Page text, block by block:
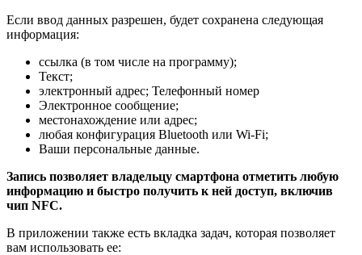
Если ввод данных разрешен, будет сохранена следующая
информация:
ссылка (в том числе на программу);
Текст;
электронный адрес; Телефонный номер
Электронное сообщение;
местонахождение или адрес;
любая конфигурация Bluetooth или Wi-Fi;
Ваши персональные данные.
Запись позволяет владельцу смартфона отметить любую
информацию и быстро получить к ней доступ, включив
чип NFC.
В приложении также есть вкладка задач, которая позволяет
вам использовать ее: